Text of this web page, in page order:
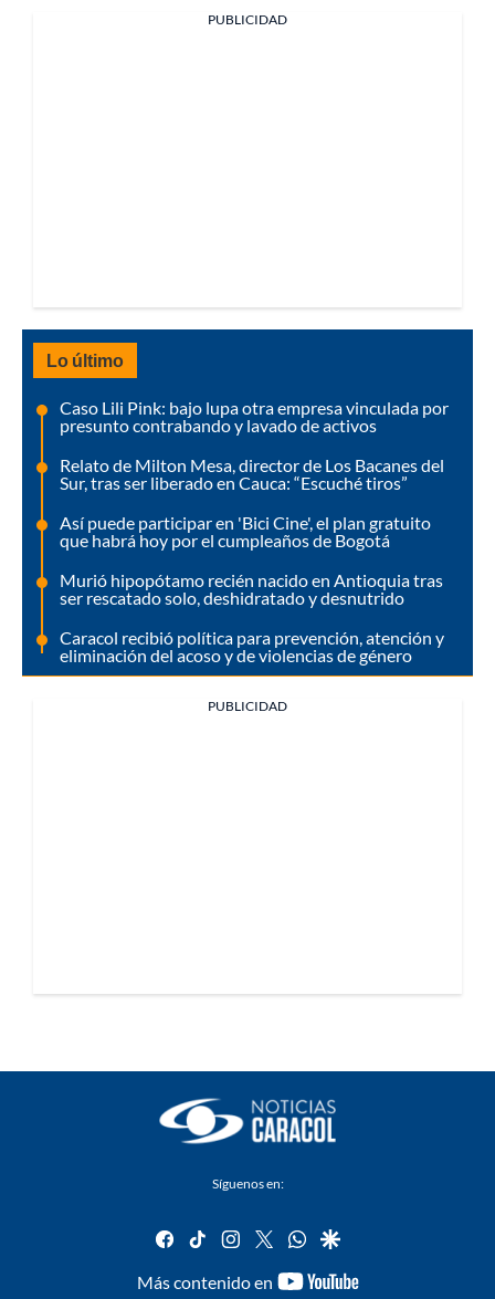
PUBLICIDAD
Lo último
Caso Lili Pink: bajo lupa otra empresa vinculada por
presunto contrabando y lavado de activos
Relato de Milton Mesa, director de Los Bacanes del
Sur, tras ser liberado en Cauca: “Escuché tiros”
Así puede participar en 'Bici Cine', el plan gratuito
que habrá hoy por el cumpleaños de Bogotá
Murió hipopótamo recién nacido en Antioquia tras
ser rescatado solo, deshidratado y desnutrido
Caracol recibió política para prevención, atención y
eliminación del acoso y de violencias de género
PUBLICIDAD
Síguenos en:
facebook
tiktok instagram
twitterwhatsapp
google
Más contenido en
youtube-